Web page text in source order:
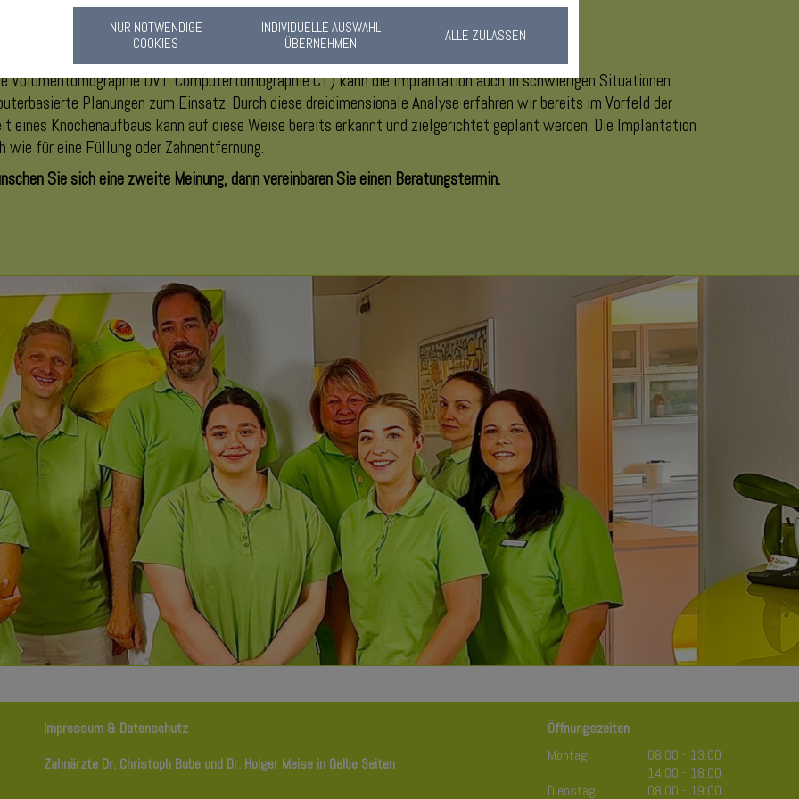
DVT, Computertomographie CT) kann die Implantation auch in schwierigen Situationen
Planungen zum Einsatz. Durch diese dreidimensionale Analyse erfahren wir bereits im Vorfeld der
Knochenaufbaus kann auf diese Weise bereits erkannt und zielgerichtet geplant werden. Die Implantation
für eine Füllung oder Zahnentfernung.
Sie sich eine zweite Meinung, dann vereinbaren Sie einen Beratungstermin.
Impressum & Datenschutz
Zahnärzte Dr. Christoph Bube und Dr. Holger Meise in Gelbe Seiten
Öffnungszeiten
Montag
08:00 - 13:00
14:00 - 18:00
Dienstag
08:00 - 19:00
NUR NOTWENDIGE
COOKIES
INDIVIDUELLE AUSWAHL
ÜBERNEHMEN
ALLE ZULASSEN